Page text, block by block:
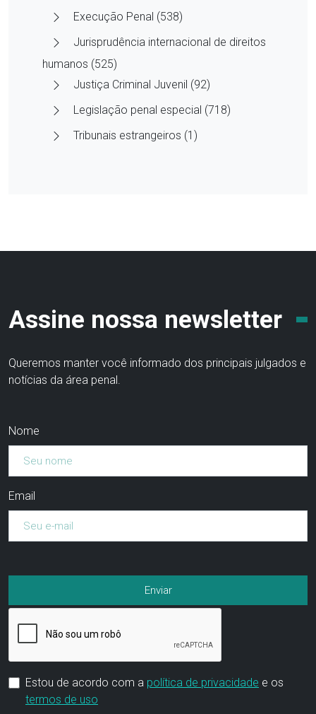
Execução Penal (538)
Jurisprudência internacional de direitos
humanos (525)
Justiça Criminal Juvenil (92)
Legislação penal especial (718)
Tribunais estrangeiros (1)
Assine nossa newsletter
Queremos manter você informado dos principais julgados e
notícias da área penal.
Nome
Email
Estou de acordo com a política de privacidade e os
termos de uso